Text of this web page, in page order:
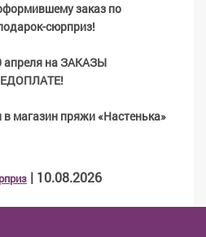
заказ по
сюрприз!
апреля на ЗАКАЗЫ
магазин пряжи «Настенька»
| 10.08.2026